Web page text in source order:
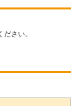
さい。